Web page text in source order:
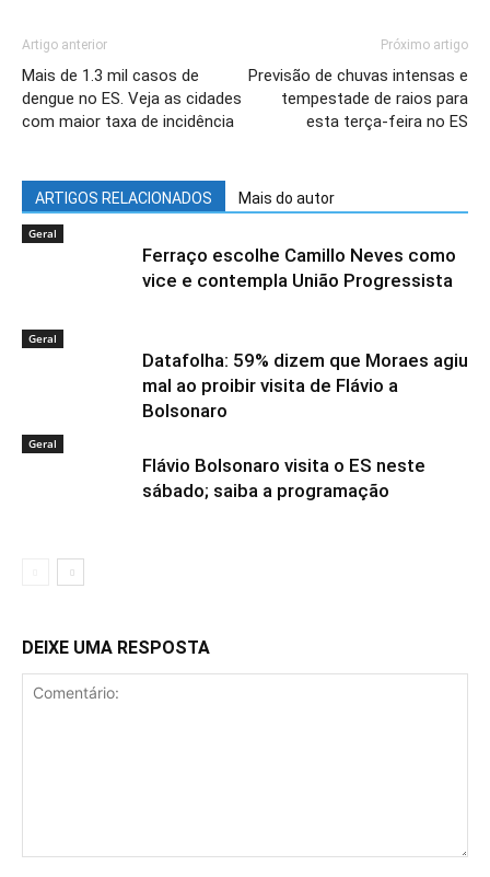
Artigo anterior
Mais de 1.3 mil casos de
dengue no ES. Veja as cidades
com maior taxa de incidência
Próximo artigo
Previsão de chuvas intensas e
tempestade de raios para
esta terça-feira no ES
ARTIGOS RELACIONADOS Mais do autor
Geral
Ferraço escolhe Camillo Neves como
vice e contempla União Progressista
Geral
Datafolha: 59% dizem que Moraes agiu
mal ao proibir visita de Flávio a
Bolsonaro
Geral
Flávio Bolsonaro visita o ES neste
sábado; saiba a programação
DEIXE UMA RESPOSTA